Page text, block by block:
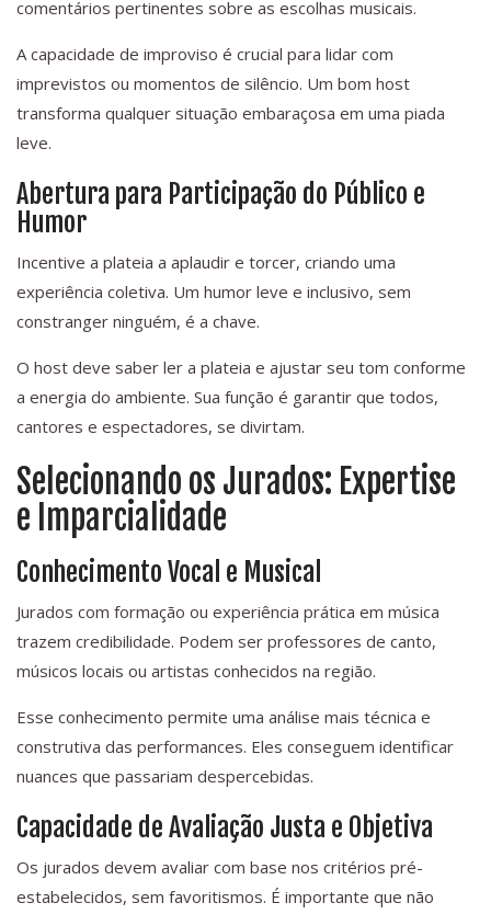
comentários pertinentes sobre as escolhas musicais.
A capacidade de improviso é crucial para lidar com
imprevistos ou momentos de silêncio. Um bom host
transforma qualquer situação embaraçosa em uma piada
leve.
Abertura para Participação do Público e
Humor
Incentive a plateia a aplaudir e torcer, criando uma
experiência coletiva. Um humor leve e inclusivo, sem
constranger ninguém, é a chave.
O host deve saber ler a plateia e ajustar seu tom conforme
a energia do ambiente. Sua função é garantir que todos,
cantores e espectadores, se divirtam.
Selecionando os Jurados: Expertise
e Imparcialidade
Conhecimento Vocal e Musical
Jurados com formação ou experiência prática em música
trazem credibilidade. Podem ser professores de canto,
músicos locais ou artistas conhecidos na região.
Esse conhecimento permite uma análise mais técnica e
construtiva das performances. Eles conseguem identificar
nuances que passariam despercebidas.
Capacidade de Avaliação Justa e Objetiva
Os jurados devem avaliar com base nos critérios pré-
estabelecidos, sem favoritismos. É importante que não